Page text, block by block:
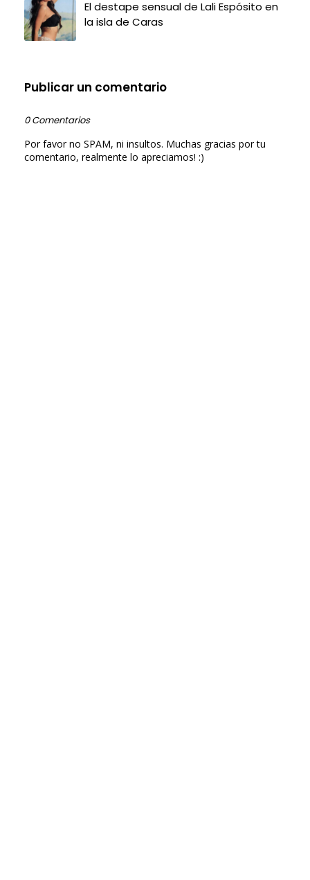
El destape sensual de Lali Espósito en
la isla de Caras
Publicar un comentario
0 Comentarios
Por favor no SPAM, ni insultos. Muchas gracias por tu
comentario, realmente lo apreciamos! :)